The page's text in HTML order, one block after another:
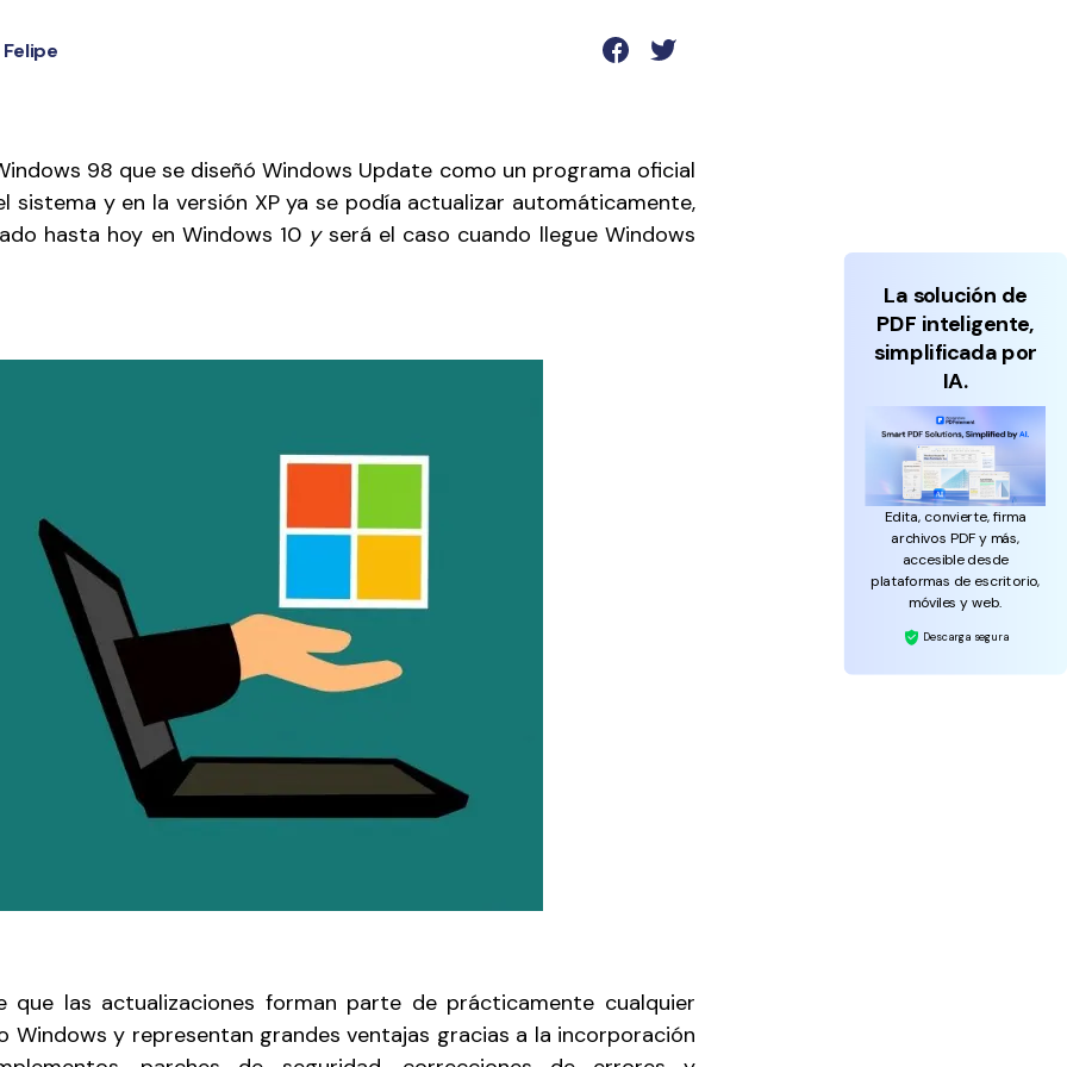
98 que se diseñó Windows Update como un programa oficial
sistema y en la versión XP ya se podía actualizar automáticamente,
hasta hoy en Windows 10 y será el caso cuando llegue Windows
que las actualizaciones forman parte de prácticamente cualquier
Windows y representan grandes ventajas gracias a la incorporación
La solución de
PDF inteligente,
simplificada por
IA.
Edita, convierte, firma
archivos PDF y más,
accesible desde
plataformas de escritorio,
móviles y web.
Descarga segura